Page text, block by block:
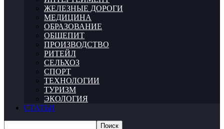
ЖЕЛЕЗНЫЕ ДОРОГИ
МЕДИЦИНА
ОБРАЗОВАНИЕ
ОБЩЕПИТ
ПРОИЗВОДСТВО
РИТЕЙЛ
СЕЛЬХОЗ
СПОРТ
ТЕХНОЛОГИИ
ТУРИЗМ
ЭКОЛОГИЯ
СТАТЬИ